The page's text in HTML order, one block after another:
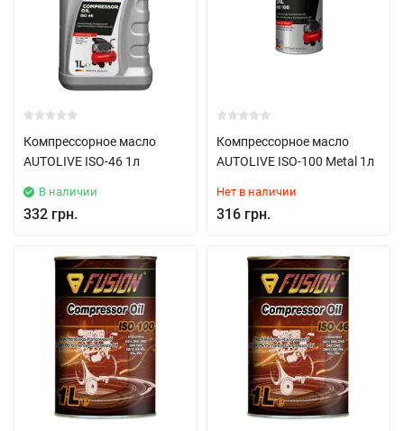
Компрессорное масло
AUTOLIVE ISO-46 1л
В наличии
332 грн.
Компрессорное масло
AUTOLIVE ISO-100 Metal 1л
Нет в наличии
316 грн.